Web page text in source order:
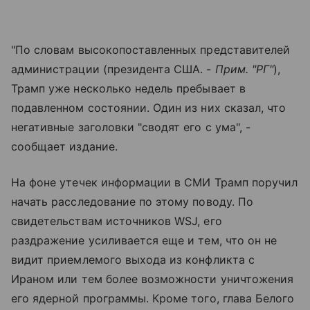
"По словам высокопоставленных представителей
администрации (президента США. - Прим. "РГ"),
Трамп уже несколько недель пребывает в
подавленном состоянии. Один из них сказал, что
негативные заголовки "сводят его с ума", -
сообщает издание.
На фоне утечек информации в СМИ Трамп поручил
начать расследование по этому поводу. По
свидетельствам источников WSJ, его
раздражение усиливается еще и тем, что он не
видит приемлемого выхода из конфликта с
Ираном или тем более возможности уничтожения
его ядерной программы. Кроме того, глава Белого